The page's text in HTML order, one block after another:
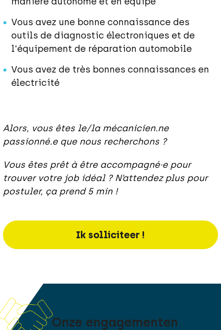
Vous avez une bonne connaissance des
outils de diagnostic électroniques et de
l'équipement de réparation automobile
Vous avez de très bonnes connaissances en
électricité
Alors, vous êtes le/la mécanicien.ne
passionné.e que nous recherchons ?
Vous êtes prêt à être accompagné·e pour
trouver votre job idéal ? N’attendez plus pour
postuler, ça prend 5 min !
Ik solliciteer !
Onze engagementen